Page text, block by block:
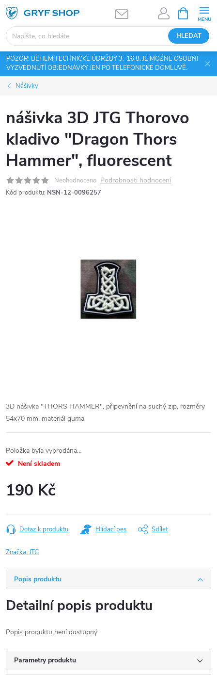
Přejít
na
obsah
HLEDAT
NÁKUPNÍ
KOŠÍK
POZOR! BĚHEM TECHNICKÉ ÚDRŽBY 3.-16.8. JE MOŽNÉ OSOBNÍ
VYZVEDNUTÍ OBJEDNÁVKY JEN PO TELEFONICKÉ DOMLUVĚ.
Nášivky
nášivka 3D JTG Thorovo
kladivo "Dragon Thors
Hammer", fluorescent
Neohodnoceno Podrobnosti hodnocení
Kód produktu: NSN-12-0096257
3D nášivka "THORS HAMMER", připevnění na suchý zip, rozměry
54x70 mm, materiál guma
Položka byla vyprodána…
Není skladem
190 Kč
cena:
Dotaz k produktu Hlídací pes Sdílet
Značka:JTG
Popis produktu
Detailní popis produktu
Popis produktu není dostupný
Parametry produktu